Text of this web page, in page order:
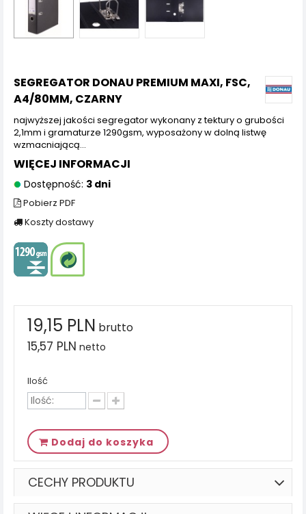
SEGREGATOR DONAU PREMIUM MAXI, FSC,
A4/80MM, CZARNY
najwyższej jakości segregator wykonany z tektury o grubości
2,1mm i gramaturze 1290gsm, wyposażony w dolną listwę
wzmacniającą...
WIĘCEJ INFORMACJI
Dostępność: 3 dni
Pobierz PDF
Koszty dostawy
19,15 PLN brutto
15,57 PLN netto
Ilość
Dodaj do koszyka
CECHY PRODUKTU